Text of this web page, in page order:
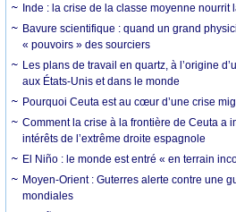
Inde : la crise de la classe moyenne nourrit
Bavure scientifique : quand un grand
« pouvoirs » des sourciers
Les plans de travail en quartz, à l’origine
aux États-Unis et dans le monde
Pourquoi Ceuta est au cœur d’une crise
Comment la crise à la frontière de Ceuta a
intérêts de l’extrême droite espagnole
El Niño : le monde est entré « en terrain
Moyen-Orient : Guterres alerte contre une
mondiales